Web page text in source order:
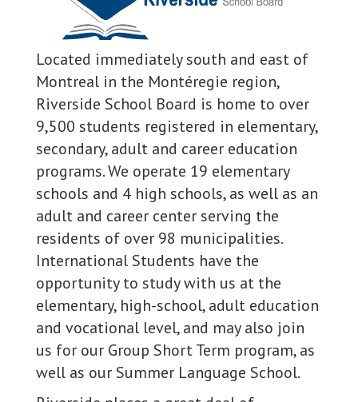
Located immediately south and east of
Montreal in the Montéregie region,
Riverside School Board is home to over
9,500 students registered in elementary,
secondary, adult and career education
programs. We operate 19 elementary
schools and 4 high schools, as well as an
adult and career center serving the
residents of over 98 municipalities.
International Students have the
opportunity to study with us at the
elementary, high-school, adult education
and vocational level, and may also join
us for our Group Short Term program, as
well as our Summer Language School.